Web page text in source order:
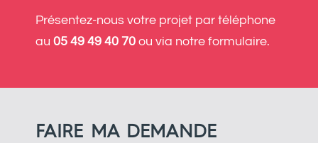
Présentez-nous votre projet par téléphone
au 05 49 49 40 70 ou via notre formulaire.
FAIRE MA DEMANDE